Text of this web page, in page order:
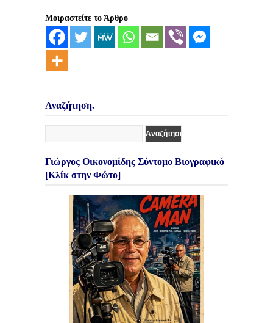
Μοιραστείτε το Άρθρο
Αναζήτηση.
Γιώργος Οικονομίδης Σύντομο Βιογραφικό
[Κλίκ στην Φώτο]